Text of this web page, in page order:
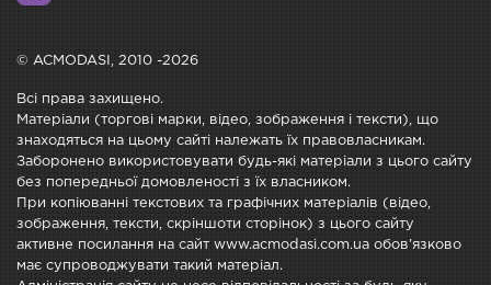
© ACMODASI, 2010 -2026
Всі права захищено.
Матеріали (торгові марки, відео, зображення і тексти), що
знаходяться на цьому сайті належать їх правовласникам.
Заборонено використовувати будь-які матеріали з цього сайту
без попередньої домовленості з їх власником.
При копіюванні текстових та графічних матеріалів (відео,
зображення, тексти, скріншоти сторінок) з цього сайту
активне посилання на сайт www.acmodasi.com.ua обов'язково
має супроводжувати такий матеріал.